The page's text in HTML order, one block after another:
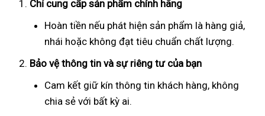
Chỉ cung cấp sản phẩm chính hãng
Hoàn tiền nếu phát hiện sản phẩm là hàng giả,
nhái hoặc không đạt tiêu chuẩn chất lượng.
Bảo vệ thông tin và sự riêng tư của bạn
Cam kết giữ kín thông tin khách hàng, không
chia sẻ với bất kỳ ai.